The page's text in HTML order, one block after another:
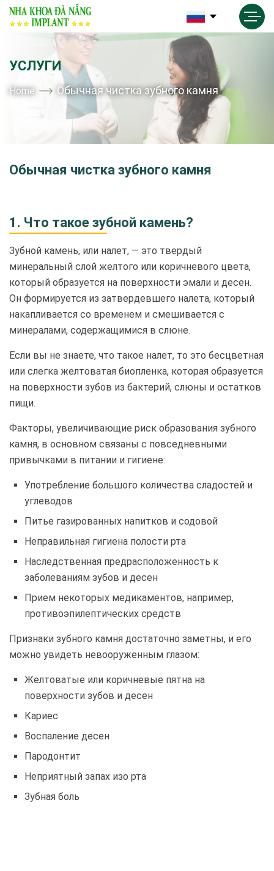
УСЛУГИ
Home Обычная чистка зубного камня
Обычная чистка зубного камня
1. Что такое зубной камень?
Зубной камень, или налет, — это твердый
минеральный слой желтого или коричневого цвета,
который образуется на поверхности эмали и десен.
Он формируется из затвердевшего налета, который
накапливается со временем и смешивается с
минералами, содержащимися в слюне.
Если вы не знаете, что такое налет, то это бесцветная
или слегка желтоватая биопленка, которая образуется
на поверхности зубов из бактерий, слюны и остатков
пищи.
Факторы, увеличивающие риск образования зубного
камня, в основном связаны с повседневными
привычками в питании и гигиене:
Употребление большого количества сладостей и
углеводов
Питье газированных напитков и содовой
Неправильная гигиена полости рта
Наследственная предрасположенность к
заболеваниям зубов и десен
Прием некоторых медикаментов, например,
противоэпилептических средств
Признаки зубного камня достаточно заметны, и его
можно увидеть невооруженным глазом:
Желтоватые или коричневые пятна на
поверхности зубов и десен
Кариес
Воспаление десен
Пародонтит
Неприятный запах изо рта
Зубная боль